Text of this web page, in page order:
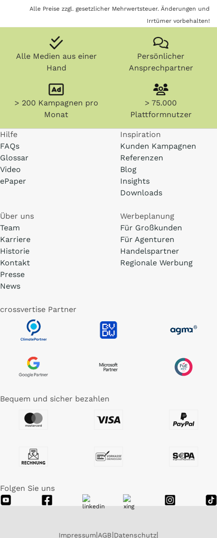
Alle Preise zzgl. gesetzlicher Mehrwertsteuer. Änderungen und
Irrtümer vorbehalten!
Alle Medien aus einer
Hand
Persönlicher
Ansprechpartner
> 200 Kampagnen pro
Monat
> 75.000
Plattformnutzer
Hilfe
FAQs
Glossar
Video
ePaper
Inspiration
Kunden Kampagnen
Referenzen
Blog
Insights
Downloads
Über uns
Team
Karriere
Historie
Kontakt
Presse
News
Werbeplanung
Für Großkunden
Für Agenturen
Handelspartner
Regionale Werbung
crossvertise Partner
Bequem und sicher bezahlen
Folgen Sie uns
Impressum AGB Datenschutz